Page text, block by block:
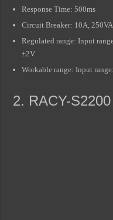
Response Time: 500ms
Circuit Breaker: 10A,
Regulated range: Input
±2V
Workable range: Input
2. RACY-S2200